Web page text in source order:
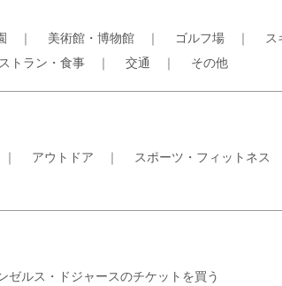
｜ 美術館・博物館 ｜ ゴルフ場 ｜ ス
トラン・食事 ｜ 交通 ｜ その他
アウトドア ｜ スポーツ・フィットネス
ゼルス・ドジャースのチケットを買う